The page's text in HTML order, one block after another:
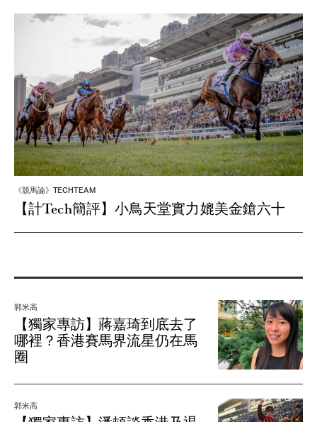
《競馬論》TECHTEAM
【計Tech簡評】小鳥天堂實力媲美金鎗六十
郭米高
【獨家專訪】蔣嘉琦到底去了
哪裡？香港賽馬界流星仍在馬
圈
郭米高